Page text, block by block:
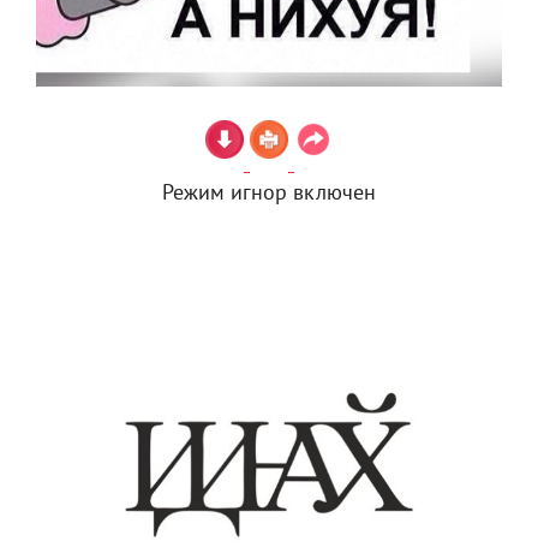
Режим игнор включен